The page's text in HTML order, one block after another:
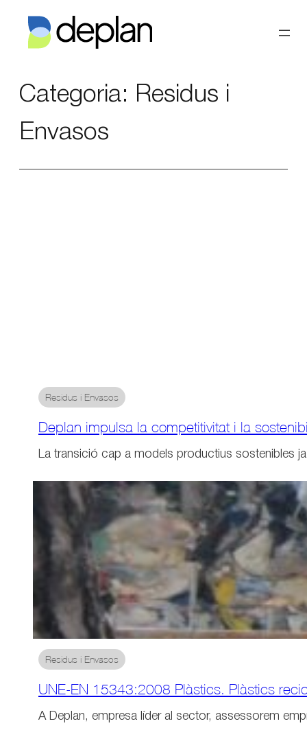
contingut
Categoria: Residus i
Envasos
Residus i Envasos
Deplan impulsa la competitivitat i la
La transició cap a models productius sostenibles
Residus i Envasos
UNE-EN 15343:2008 Plàstics. Plàstics
A Deplan, empresa líder al sector, assessorem